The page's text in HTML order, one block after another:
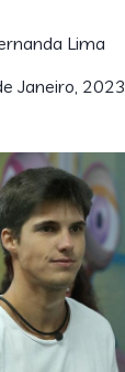
Lima
Janeiro, 2023